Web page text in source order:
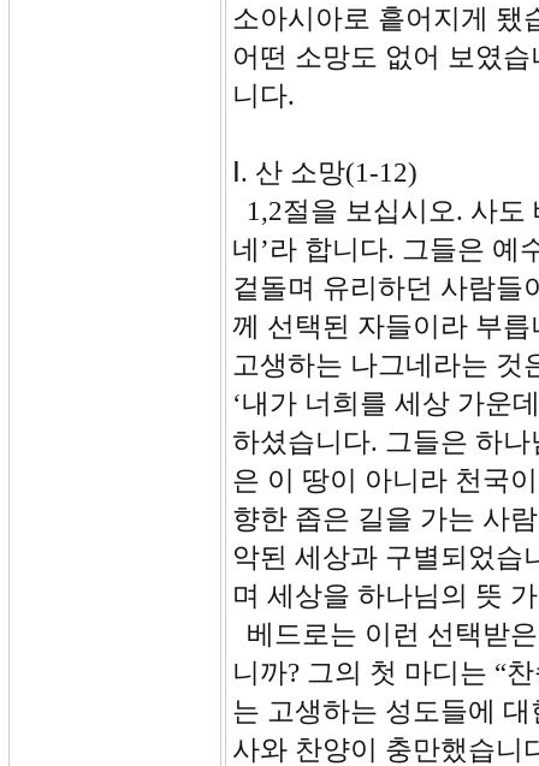
소아시아로 흩어지게 됐
어떤 소망도 없어 보였
니다.
Ⅰ. 산 소망(1-12)
1,2절을 보십시오. 사도
네’라 합니다. 그들은 예
겉돌며 유리하던 사람들
께 선택된 자들이라 부
고생하는 나그네라는 것
‘내가 너희를 세상 가운
하셨습니다. 그들은 하
은 이 땅이 아니라 천국
향한 좁은 길을 가는 사
악된 세상과 구별되었습
며 세상을 하나님의 뜻
베드로는 이런 선택받
니까? 그의 첫 마디는 “
는 고생하는 성도들에
사와 찬양이 충만했습니